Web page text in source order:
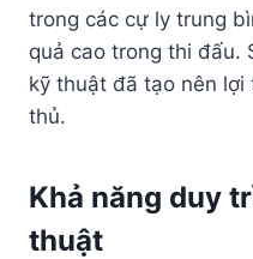
trong các cự ly trung
quả cao trong thi đấu.
kỹ thuật đã tạo nên
thủ.
Khả năng duy
thuật